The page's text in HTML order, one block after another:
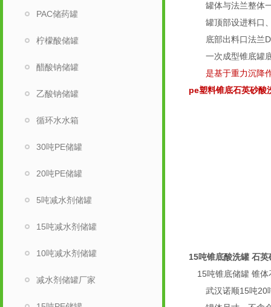
PAC储药罐
柠檬酸储罐
醋酸钠储罐
乙酸钠储罐
循环水水箱
30吨PE储罐
20吨PE储罐
5吨减水剂储罐
15吨减水剂储罐
10吨减水剂储罐
减水剂储罐厂家
罐体与法兰整体一
罐顶部设进料口、
底部出料口法兰
一次成型锥底罐底
是基于重力沉降
pe塑料锥底石英砂酸
15吨锥底酸洗罐 石英
15吨锥底储罐 锥体
武汉诺顺15吨20吨